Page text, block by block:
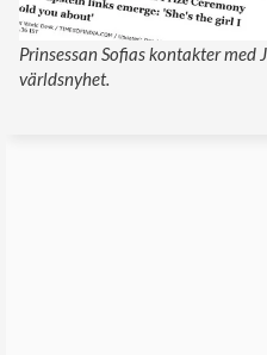
Prinsessan Sofias kontakter med
världsnyhet.